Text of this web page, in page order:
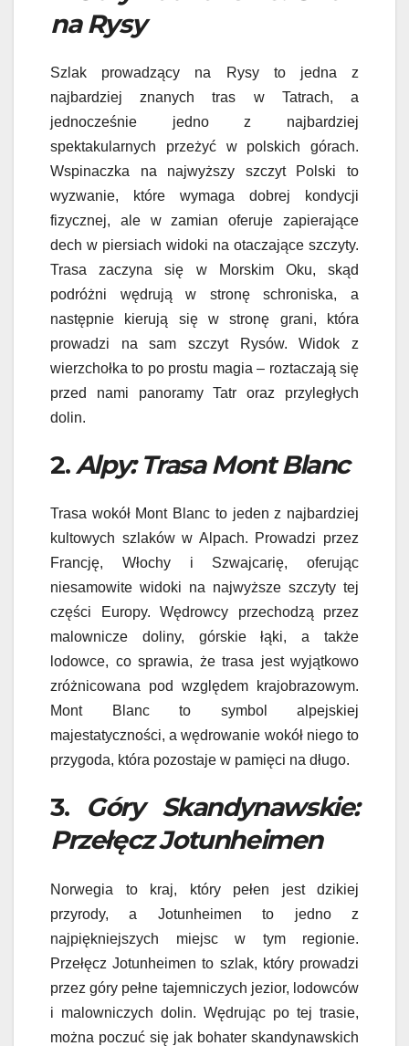
na Rysy
Szlak prowadzący na Rysy to jedna z
najbardziej znanych tras w Tatrach, a
jednocześnie jedno z najbardziej
spektakularnych przeżyć w polskich górach.
Wspinaczka na najwyższy szczyt Polski to
wyzwanie, które wymaga dobrej kondycji
fizycznej, ale w zamian oferuje zapierające
dech w piersiach widoki na otaczające szczyty.
Trasa zaczyna się w Morskim Oku, skąd
podróżni wędrują w stronę schroniska, a
następnie kierują się w stronę grani, która
prowadzi na sam szczyt Rysów. Widok z
wierzchołka to po prostu magia – roztaczają się
przed nami panoramy Tatr oraz przyległych
dolin.
2.Alpy: Trasa Mont Blanc
Trasa wokół Mont Blanc to jeden z najbardziej
kultowych szlaków w Alpach. Prowadzi przez
Francję, Włochy i Szwajcarię, oferując
niesamowite widoki na najwyższe szczyty tej
części Europy. Wędrowcy przechodzą przez
malownicze doliny, górskie łąki, a także
lodowce, co sprawia, że trasa jest wyjątkowo
zróżnicowana pod względem krajobrazowym.
Mont Blanc to symbol alpejskiej
majestatyczności, a wędrowanie wokół niego to
przygoda, która pozostaje w pamięci na długo.
3. Góry Skandynawskie:
Przełęcz Jotunheimen
Norwegia to kraj, który pełen jest dzikiej
przyrody, a Jotunheimen to jedno z
najpiękniejszych miejsc w tym regionie.
Przełęcz Jotunheimen to szlak, który prowadzi
przez góry pełne tajemniczych jezior, lodowców
i malowniczych dolin. Wędrując po tej trasie,
można poczuć się jak bohater skandynawskich